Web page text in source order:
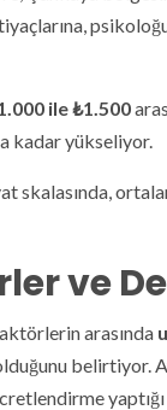
ile ₺1.500
kadar yükseliyor.
skalasında,
ve
arasında
belirtiyor.